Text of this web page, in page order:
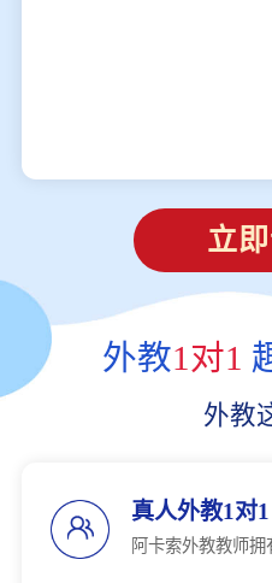
立
外教1对1
外教
真人外教1对1
阿卡索外教教师拥